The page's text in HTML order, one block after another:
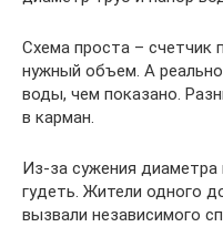
Схема проста – счетчик
нужный объем. А
воды, чем показано.
в карман.
Из-за сужения
гудеть. Жители одного
вызвали независимого